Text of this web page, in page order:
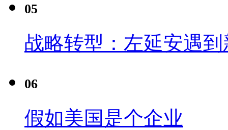
05
战略转型：左延安遇
06
假如美国是个企业